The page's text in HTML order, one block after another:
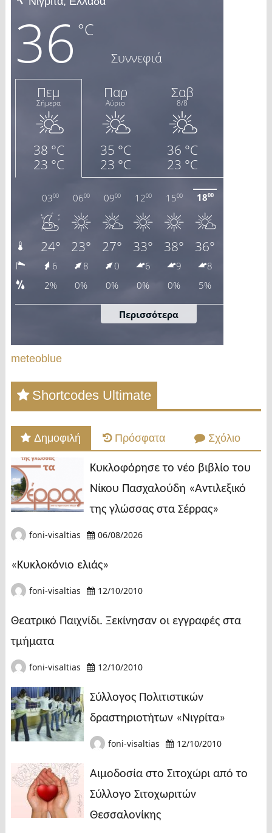
meteoblue
Shortcodes Ultimate
Δημοφιλή Πρόσφατα Σχόλιο
Κυκλοφόρησε το νέο βιβλίο του
Νίκου Πασχαλούδη «Αντιλεξικό
της γλώσσας στα Σέρρας»
foni-visaltias 06/08/2026
«Κυκλοκόνιο ελιάς»
foni-visaltias 12/10/2010
Θεατρικό Παιχνίδι. Ξεκίνησαν οι εγγραφές στα
τμήματα
foni-visaltias 12/10/2010
Σύλλογος Πολιτιστικών
δραστηριοτήτων «Νιγρίτα»
foni-visaltias 12/10/2010
Αιμοδοσία στο Σιτοχώρι από το
Σύλλογο Σιτοχωριτών
Θεσσαλονίκης